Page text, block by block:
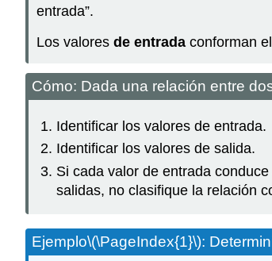
entrada”.
Los valores de entrada conforman el
Cómo: Dada una relación entre
Identificar los valores de entrada.
Identificar los valores de salida.
Si cada valor de entrada
salidas, no clasifique la relación
Ejemplo\(\PageIndex{1}\):